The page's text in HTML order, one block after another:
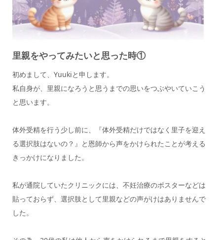
里親をやってみたいと思った時①
初めまして、Yuukiと申します。
私自身が、里親になろうと思うまでの思いをつぶやいていこう
と思います。
体外受精を行う少し前に、『体外受精だけではなく里子を迎え
る選択肢はないの？』と恩師から声をかけられたことが考える
きっかけになりました。
私が通院していたクリニックには、不妊治療のポスターなどは
貼っておらず、選択肢として里親などの声がけはありませんで
した。